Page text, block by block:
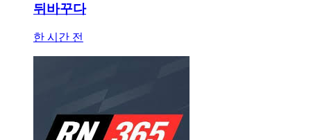
뒤바꾸다
한 시간 전